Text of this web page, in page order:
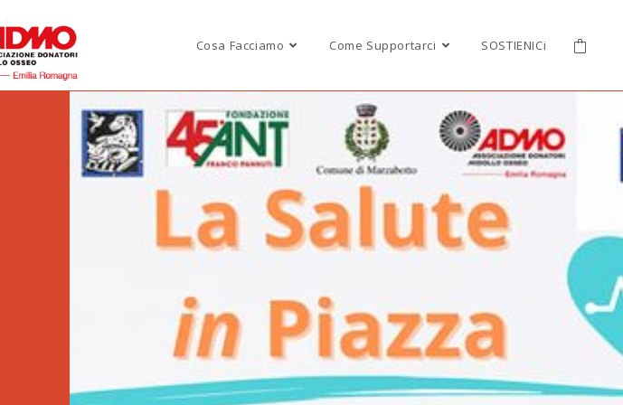
Cosa Facciamo Come Supportarci SOSTIENICi